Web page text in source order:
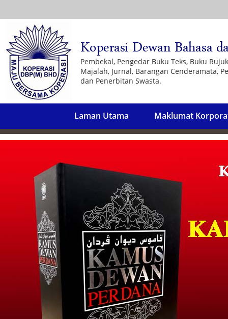
Pembekal, Pengedar Buku Teks, Buku
Majalah, Jurnal, Barangan Cenderamata,
dan Penerbitan Swasta.
Laman Utama Maklumat